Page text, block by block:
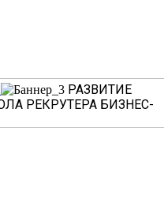
РАЗВИТИЕ
РЕКРУТЕРА БИЗНЕС-